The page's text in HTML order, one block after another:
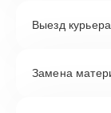
Выезд курьера
Замена